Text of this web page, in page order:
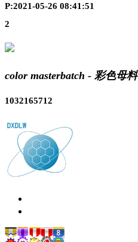
P:2021-05-26 08:41:51
2
color masterbatch - 彩色母料
1032165712